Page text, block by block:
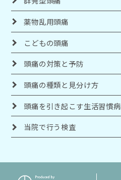
薬物乱用頭痛
こどもの頭痛
頭痛の対策と予防
頭痛の種類と見分け方
頭痛を引き起こす生活習慣病
当院で行う検査